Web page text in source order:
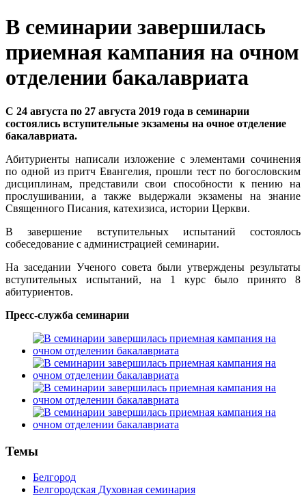
В семинарии завершилась
приемная кампания на очном
отделении бакалавриата
С 24 августа по 27 августа 2019 года в семинарии
состоялись вступительные экзамены на очное отделение
бакалавриата.
Абитуриенты написали изложение с элементами сочинения
по одной из притч Евангелия, прошли тест по богословским
дисциплинам, представили свои способности к пению на
прослушивании, а также выдержали экзамены на знание
Священного Писания, катехизиса, истории Церкви.
В завершение вступительных испытаний состоялось
собеседование с администрацией семинарии.
На заседании Ученого совета были утверждены результаты
вступительных испытаний, на 1 курс было принято 8
абитуриентов.
Пресс-служба семинарии
Темы
Белгород
Белгородская Духовная семинария